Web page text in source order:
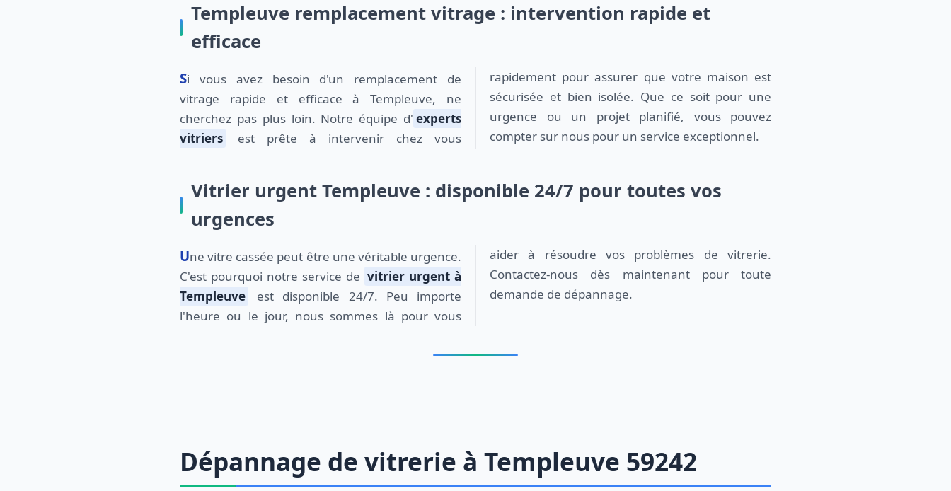
Templeuve remplacement vitrage : intervention rapide et
efficace
Si vous avez besoin d'un remplacement de
vitrage rapide et efficace à Templeuve, ne
cherchez pas plus loin. Notre équipe d' experts
vitriers
est prête à intervenir chez vous
rapidement pour assurer que votre maison est
sécurisée et bien isolée. Que ce soit pour une
urgence ou un projet planifié, vous pouvez
compter sur nous pour un service exceptionnel.
Vitrier urgent Templeuve : disponible 24/7 pour toutes vos
urgences
Une vitre cassée peut être une véritable urgence.
C'est pourquoi notre service de vitrier urgent à
Templeuve
est disponible 24/7. Peu importe
l'heure ou le jour, nous sommes là pour vous
aider à résoudre vos problèmes de vitrerie.
Contactez-nous dès maintenant pour toute
demande de dépannage.
Dépannage de vitrerie à Templeuve 59242